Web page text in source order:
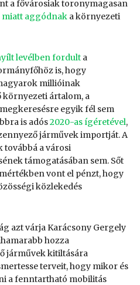
a fővárosiak toronymagasan
miatt aggódnak a környezeti
levélben fordult a
is, hogy
millióinak
ártalom, a
egyik fél sem
is adós2020-as ígéretével,
járművek importját. A
a városi
támogatásában sem. Sőt
vont el pénzt, hogy
közlekedés
azt várja Karácsony Gergely
hozza
járművek kitiltására
terveit, hogy mikor és
a fenntartható mobilitás